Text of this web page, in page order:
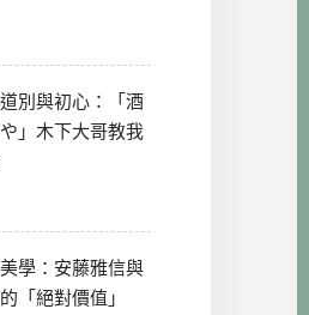
別與初心：「酒
」木下大哥教我
學：安藤雅信與
「絕對價值」